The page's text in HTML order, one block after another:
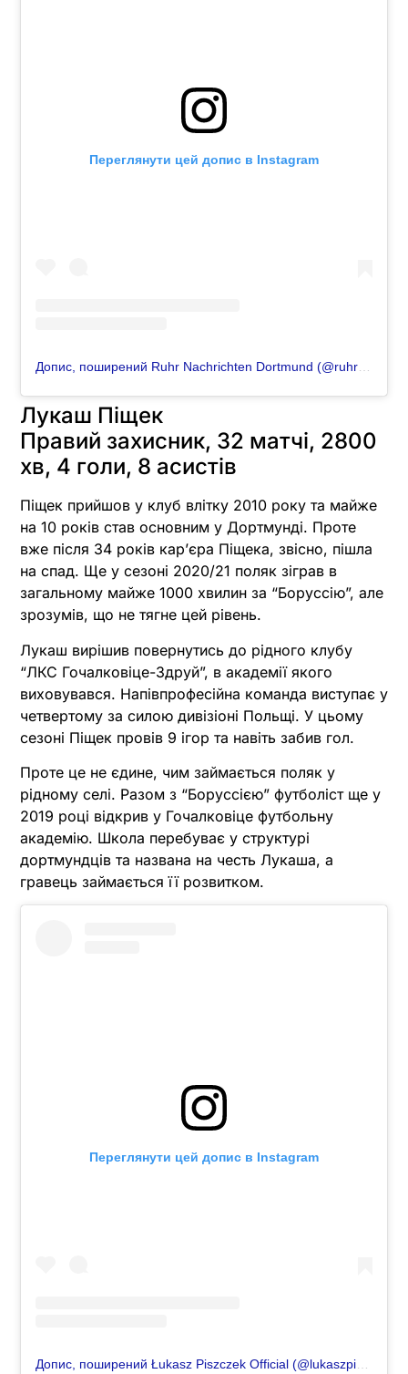
Переглянути цей допис в Instagram
Допис, поширений Ruhr Nachrichten Dortmund (@ruhrnachrichtendortmund)
Лукаш Піщек
Правий захисник, 32 матчі, 2800
хв, 4 голи, 8 асистів
Піщек прийшов у клуб влітку 2010 року та майже
на 10 років став основним у Дортмунді. Проте
вже після 34 років кар’єра Піщека, звісно, пішла
на спад. Ще у сезоні 2020/21 поляк зіграв в
загальному майже 1000 хвилин за “Боруссію”, але
зрозумів, що не тягне цей рівень.
Лукаш вирішив повернутись до рідного клубу
“ЛКС Гочалковіце-Здруй”, в академії якого
виховувався. Напівпрофесійна команда виступає у
четвертому за силою дивізіоні Польщі. У цьому
сезоні Піщек провів 9 ігор та навіть забив гол.
Проте це не єдине, чим займається поляк у
рідному селі. Разом з “Боруссією” футболіст ще у
2019 році відкрив у Гочалковіце футбольну
академію. Школа перебуває у структурі
дортмундців та названа на честь Лукаша, а
гравець займається її розвитком.
Переглянути цей допис в Instagram